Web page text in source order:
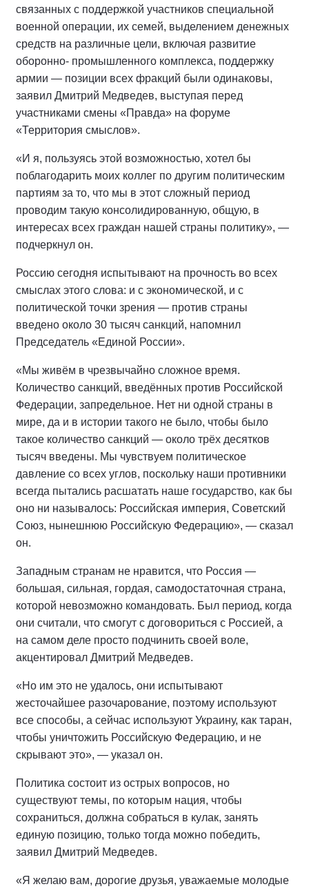
связанных с поддержкой участников специальной
военной операции, их семей, выделением денежных
средств на различные цели, включая развитие
оборонно- промышленного комплекса, поддержку
армии — позиции всех фракций были одинаковы,
заявил Дмитрий Медведев, выступая перед
участниками смены «Правда» на форуме
«Территория смыслов».
«И я, пользуясь этой возможностью, хотел бы
поблагодарить моих коллег по другим политическим
партиям за то, что мы в этот сложный период
проводим такую консолидированную, общую, в
интересах всех граждан нашей страны политику», —
подчеркнул он.
Россию сегодня испытывают на прочность во всех
смыслах этого слова: и с экономической, и с
политической точки зрения — против страны
введено около 30 тысяч санкций, напомнил
Председатель «Единой России».
«Мы живём в чрезвычайно сложное время.
Количество санкций, введённых против Российской
Федерации, запредельное. Нет ни одной страны в
мире, да и в истории такого не было, чтобы было
такое количество санкций — около трёх десятков
тысяч введены. Мы чувствуем политическое
давление со всех углов, поскольку наши противники
всегда пытались расшатать наше государство, как бы
оно ни называлось: Российская империя, Советский
Союз, нынешнюю Российскую Федерацию», — сказал
он.
Западным странам не нравится, что Россия —
большая, сильная, гордая, самодостаточная страна,
которой невозможно командовать. Был период, когда
они считали, что смогут с договориться с Россией, а
на самом деле просто подчинить своей воле,
акцентировал Дмитрий Медведев.
«Но им это не удалось, они испытывают
жесточайшее разочарование, поэтому используют
все способы, а сейчас используют Украину, как таран,
чтобы уничтожить Российскую Федерацию, и не
скрывают это», — указал он.
Политика состоит из острых вопросов, но
существуют темы, по которым нация, чтобы
сохраниться, должна собраться в кулак, занять
единую позицию, только тогда можно победить,
заявил Дмитрий Медведев.
«Я желаю вам, дорогие друзья, уважаемые молодые